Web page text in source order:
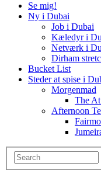
Se mig!
Ny i Dubai
Job i Dubai
Kæledyr i
Netværk i
Dirham
Bucket List
Steder at spise i
Morgenmad
The
Afternoon